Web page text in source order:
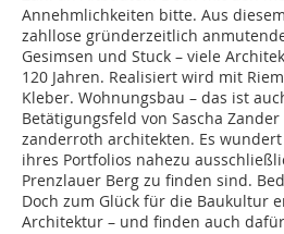
Annehmlichkeiten bitte. Aus
zahllose gründerzeitlich
Gesimsen und Stuck – viele
120 Jahren. Realisiert wird mit
Kleber. Wohnungsbau – das ist
Betätigungsfeld von Sascha
zanderroth architekten. Es
ihres Portfolios nahezu
Prenzlauer Berg zu finden sind.
Doch zum Glück für die Baukultur
Architektur – und finden auch